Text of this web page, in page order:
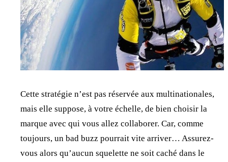
Cette stratégie n’est pas réservée aux multinationales,
mais elle suppose, à votre échelle, de bien choisir la
marque avec qui vous allez collaborer. Car, comme
toujours, un bad buzz pourrait vite arriver… Assurez-
vous alors qu’aucun squelette ne soit caché dans le